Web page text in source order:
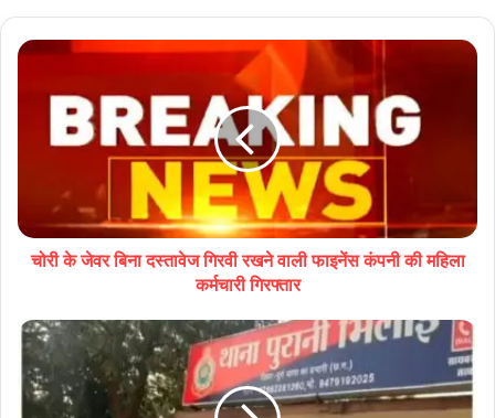
चोरी के जेवर बिना दस्तावेज गिरवी रखने वाली फाइनेंस कंपनी की महिला
कर्मचारी गिरफ्तार